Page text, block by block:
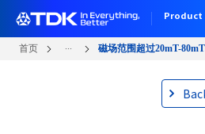
Product
首页 ... 磁场范围超过20mT-